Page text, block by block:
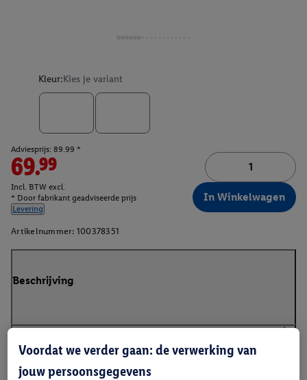
Kleur:Kies je variant
Adviesprijs: 89.99 *
69.99
Incl. BTW excl.
* Door fabrikant geadviseerde prijs
Levering
In Winkelwagen
Artikelnummer: 100378351
Beschrijving
Details over productveiligheid
Voordat we verder gaan: de verwerking van
jouw persoonsgegevens